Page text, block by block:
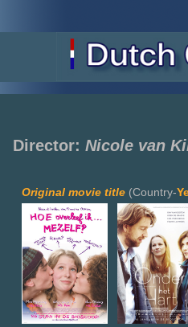
Director: Nicole van
Original movie title (Country-